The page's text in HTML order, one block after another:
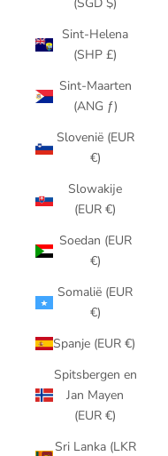
Sint-Helena
(SHP £)
Sint-Maarten
(ANG ƒ)
Slovenië (EUR
€)
Slowakije
(EUR €)
Soedan (EUR
€)
Somalië (EUR
€)
Spanje (EUR €)
Spitsbergen en
Jan Mayen
(EUR €)
Sri Lanka (LKR